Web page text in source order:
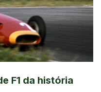
de dieta equilibrada,
con
Hospitalaria
de 2022, de
F1 da história